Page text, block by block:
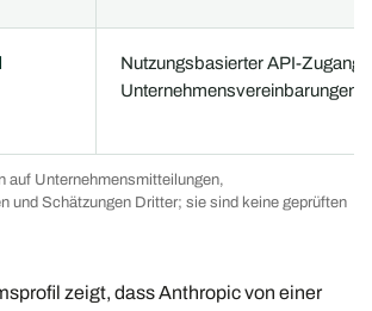
Nutzungsbasierter API-Zugang
Unternehmensvereinbarungen
auf Unternehmensmitteilungen,
und Schätzungen Dritter; sie sind keine geprüften
zeigt, dass Anthropic von einer